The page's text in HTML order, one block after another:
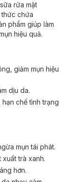
rửa mặt
chứa
phẩm giúp làm
hiệu quả.
giảm mụn hiệu
dịu da.
hạn chế tình trạng
mụn tái phát.
xuất trà xanh.
hơn.